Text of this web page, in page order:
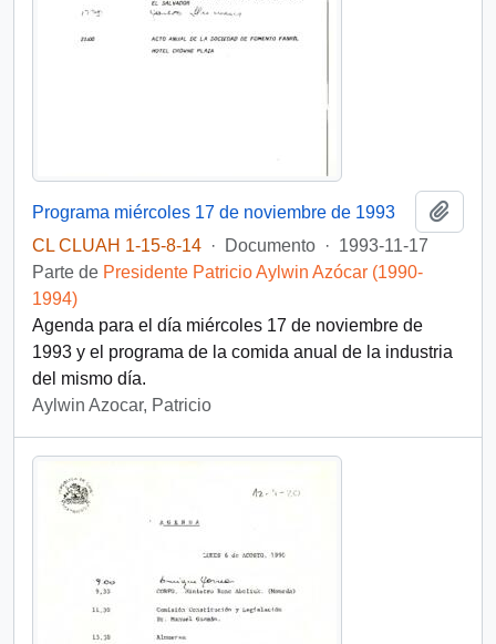
Programa miércoles 17 de noviembre de 1993
CL CLUAH 1-15-8-14 · Documento · 1993-11-17
Parte de Presidente Patricio Aylwin Azócar (1990-
1994)
Agenda para el día miércoles 17 de noviembre de
1993 y el programa de la comida anual de la industria
del mismo día.
Aylwin Azocar, Patricio